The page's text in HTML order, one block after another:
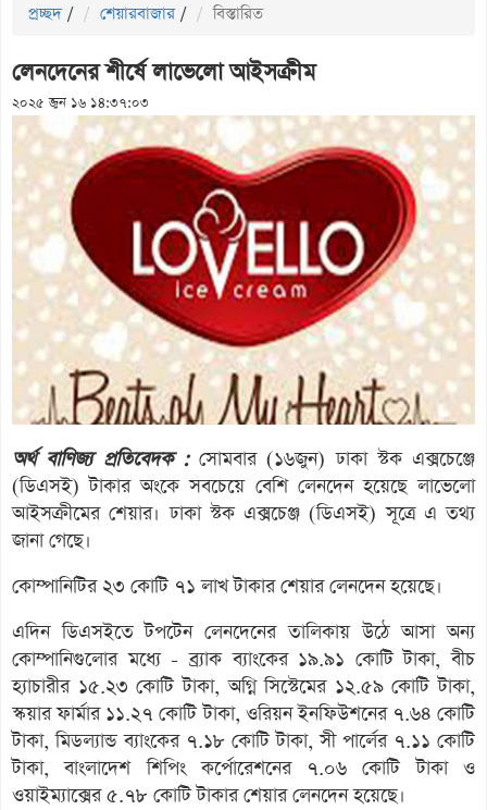
প্রচ্ছদ / শেয়ারবাজার / বিস্তারিত
লেনদেনের শীর্ষে লাভেলো আইসক্রীম
২০২৫ জুন ১৬ ১৪:৩৭:০৩
অর্থ বাণিজ্য প্রতিবেদক :সোমবার (১৬জুন) ঢাকা স্টক এক্সচেঞ্জে
(ডিএসই) টাকার অংকে সবচেয়ে বেশি লেনদেন হয়েছে লাভেলো
আইসক্রীমের শেয়ার। ঢাকা স্টক এক্সচেঞ্জ (ডিএসই) সূত্রে এ তথ্য
জানা গেছে।
কোম্পানিটির ২৩ কোটি ৭১ লাখ টাকার শেয়ার লেনদেন হয়েছে।
এদিন ডিএসইতে টপটেন লেনদেনের তালিকায় উঠে আসা অন্য
কোম্পানিগুলোর মধ্যে - ব্র্যাক ব্যাংকের ১৯.৯১ কোটি টাকা, বীচ
হ্যাচারীর ১৫.২৩ কোটি টাকা, অগ্নি সিস্টেমের ১২.৫৯ কোটি টাকা,
স্কয়ার ফার্মার ১১.২৭ কোটি টাকা, ওরিয়ন ইনফিউশনের ৭.৬৪ কোটি
টাকা, মিডল্যান্ড ব্যাংকের ৭.১৮ কোটি টাকা, সী পার্লের ৭.১১ কোটি
টাকা, বাংলাদেশ শিপিং কর্পোরেশনের ৭.০৬ কোটি টাকা ও
ওয়াইম্যাক্সের ৫.৭৮ কোটি টাকার শেয়ার লেনদেন হয়েছে।